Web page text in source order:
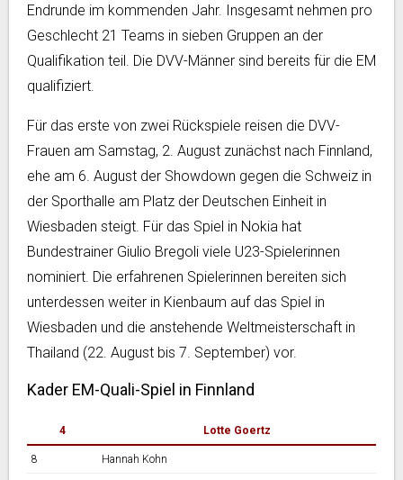
Endrunde im kommenden Jahr. Insgesamt nehmen pro
Geschlecht 21 Teams in sieben Gruppen an der
Qualifikation teil. Die DVV-Männer sind bereits für die EM
qualifiziert.
Für das erste von zwei Rückspiele reisen die DVV-
Frauen am Samstag, 2. August zunächst nach Finnland,
ehe am 6. August der Showdown gegen die Schweiz in
der Sporthalle am Platz der Deutschen Einheit in
Wiesbaden steigt. Für das Spiel in Nokia hat
Bundestrainer Giulio Bregoli viele U23-Spielerinnen
nominiert. Die erfahrenen Spielerinnen bereiten sich
unterdessen weiter in Kienbaum auf das Spiel in
Wiesbaden und die anstehende Weltmeisterschaft in
Thailand (22. August bis 7. September) vor.
Kader EM-Quali-Spiel in Finnland
4 Lotte Goertz
8 Hannah Kohn